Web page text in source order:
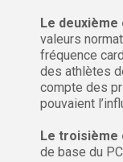
Le
valeurs
fréquence
des athlètes
compte des
pouvaient
Le troisième
de base du